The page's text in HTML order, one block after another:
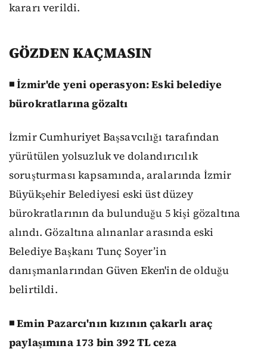
kararı verildi.
GÖZDEN KAÇMASIN
◾ İzmir'de yeni operasyon: Eski belediye
bürokratlarına gözaltı
İzmir Cumhuriyet Başsavcılığı tarafından
yürütülen yolsuzluk ve dolandırıcılık
soruşturması kapsamında, aralarında İzmir
Büyükşehir Belediyesi eski üst düzey
bürokratlarının da bulunduğu 5 kişi gözaltına
alındı. Gözaltına alınanlar arasında eski
Belediye Başkanı Tunç Soyer’in
danışmanlarından Güven Eken'in de olduğu
belirtildi.
◾ Emin Pazarcı'nın kızının çakarlı araç
paylaşımına 173 bin 392 TL ceza